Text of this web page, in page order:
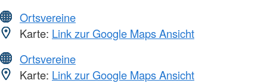
Ortsvereine
Karte: Link zur Google Maps Ansicht
Ortsvereine
Karte: Link zur Google Maps Ansicht